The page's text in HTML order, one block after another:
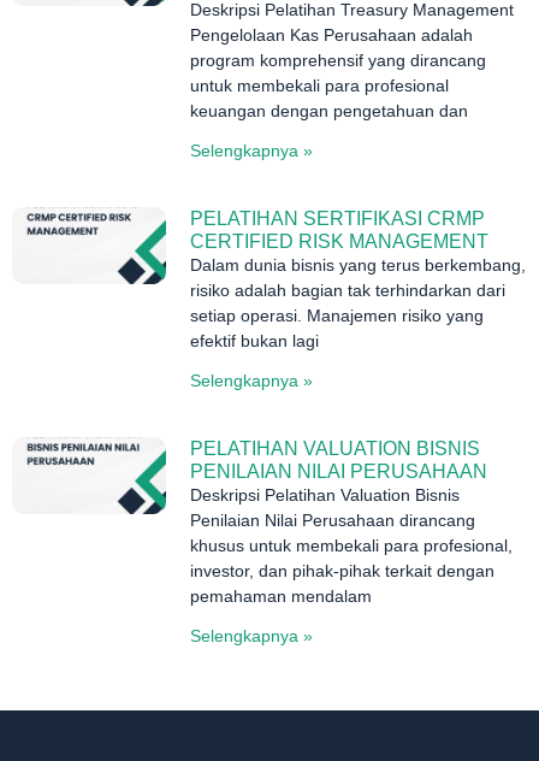
Deskripsi Pelatihan Treasury Management
Pengelolaan Kas Perusahaan adalah
program komprehensif yang dirancang
untuk membekali para profesional
keuangan dengan pengetahuan dan
Selengkapnya »
PELATIHAN SERTIFIKASI CRMP
CERTIFIED RISK MANAGEMENT
Dalam dunia bisnis yang terus berkembang,
risiko adalah bagian tak terhindarkan dari
setiap operasi. Manajemen risiko yang
efektif bukan lagi
Selengkapnya »
PELATIHAN VALUATION BISNIS
PENILAIAN NILAI PERUSAHAAN
Deskripsi Pelatihan Valuation Bisnis
Penilaian Nilai Perusahaan dirancang
khusus untuk membekali para profesional,
investor, dan pihak-pihak terkait dengan
pemahaman mendalam
Selengkapnya »